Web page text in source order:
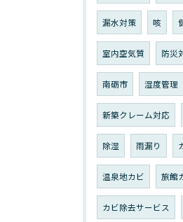
漏水対策 咳
室内空気質 防災
南砺市 湿度管理
新築クレーム対応
除湿 雨漏り
温泉地カビ 旅館
カビ除去サービス